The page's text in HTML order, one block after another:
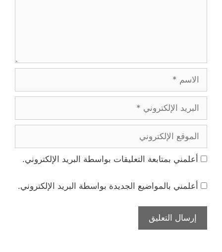
الاسم
البريد
الإلكتروني
الموقع
الإلكتروني
أعلمني بمتابعة التعليقات بواسطة البريد الإلكتروني.
أعلمني بالمواضيع الجديدة بواسطة البريد الإلكتروني.